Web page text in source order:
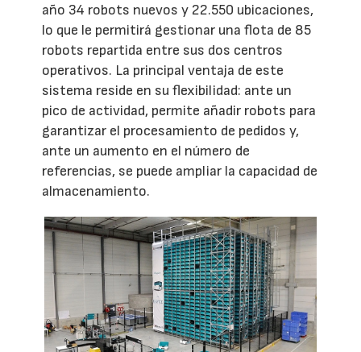
año 34 robots nuevos y 22.550 ubicaciones,
lo que le permitirá gestionar una flota de 85
robots repartida entre sus dos centros
operativos. La principal ventaja de este
sistema reside en su flexibilidad: ante un
pico de actividad, permite añadir robots para
garantizar el procesamiento de pedidos y,
ante un aumento en el número de
referencias, se puede ampliar la capacidad de
almacenamiento.